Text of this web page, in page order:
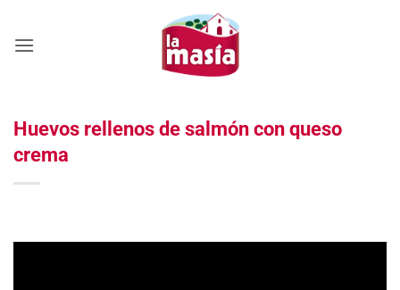
contenido
Huevos rellenos de salmón con queso
crema